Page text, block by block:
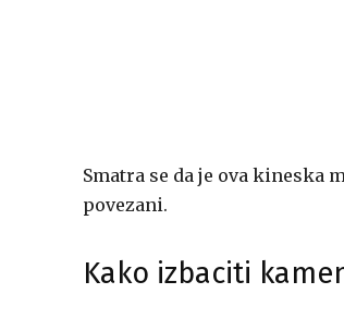
Smatra se da je ova kineska
povezani.
Kako izbaciti